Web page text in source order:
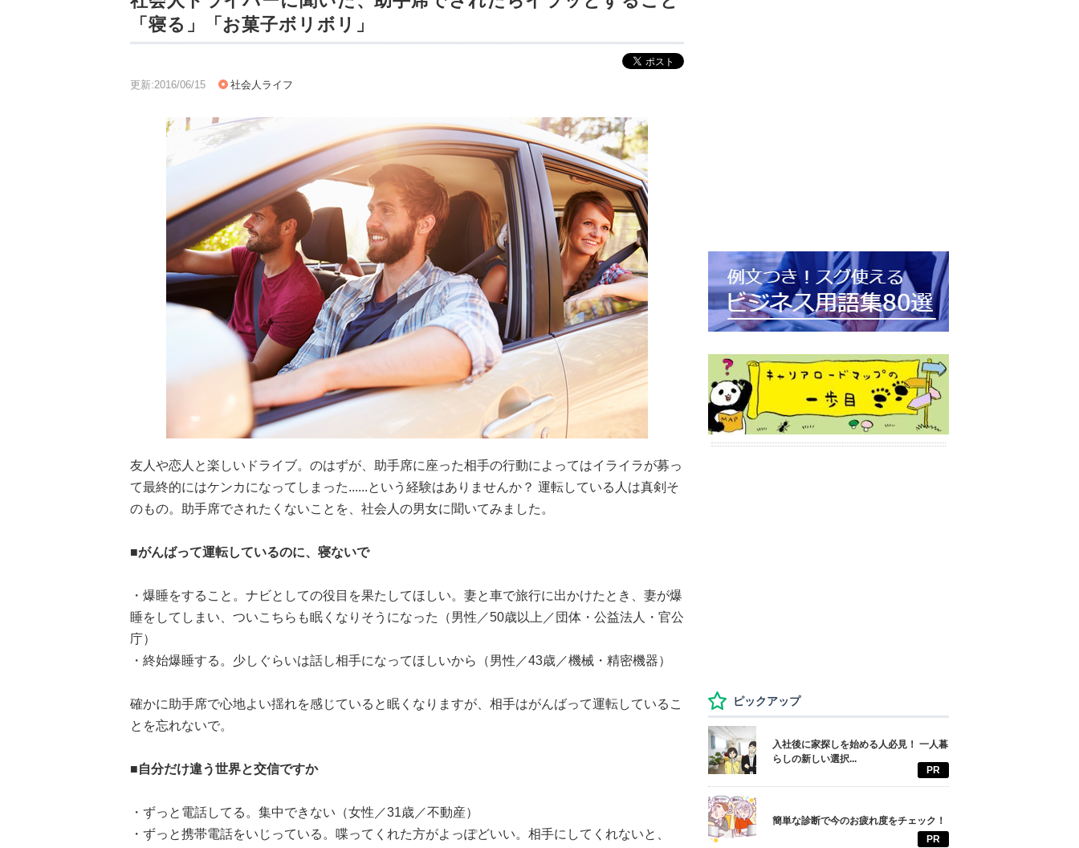
「寝る」「お菓子ボリボリ」
更新:2016/06/15 社会人ライフ
友人や恋人と楽しいドライブ。のはずが、助手席に座った相手の行動によってはイライラが募っ
て最終的にはケンカになってしまった......という経験はありませんか？ 運転している人は真剣そ
のもの。助手席でされたくないことを、社会人の男女に聞いてみました。
■がんばって運転しているのに、寝ないで
・爆睡をすること。ナビとしての役目を果たしてほしい。妻と車で旅行に出かけたとき、妻が爆
睡をしてしまい、ついこちらも眠くなりそうになった（男性／50歳以上／団体・公益法人・官公
庁）
・終始爆睡する。少しぐらいは話し相手になってほしいから（男性／43歳／機械・精密機器）
確かに助手席で心地よい揺れを感じていると眠くなりますが、相手はがんばって運転しているこ
とを忘れないで。
■自分だけ違う世界と交信ですか
・ずっと電話してる。集中できない（女性／31歳／不動産）
・ずっと携帯電話をいじっている。喋ってくれた方がよっぽどいい。相手にしてくれないと、
ピックアップ
入社後に家探しを始める人必見！ 一人暮
らしの新しい選択...
PR
簡単な診断で今のお疲れ度をチェック！
PR